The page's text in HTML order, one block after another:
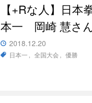
【+Rな人】日
本一 岡崎 慧さ
2018.12.20
日本一 全国大会 優勝